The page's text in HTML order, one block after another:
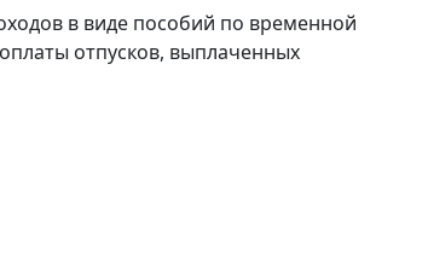
в виде пособий по временной
отпусков, выплаченных